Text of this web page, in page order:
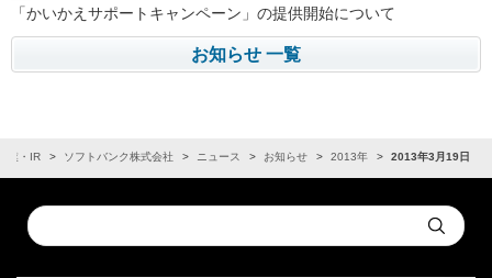
「かいかえサポートキャンペーン」の提供開始について
お知らせ 一覧
業・IR ソフトバンク株式会社 ニュース お知らせ 2013年 2013年3月19日
Conduct
a
Submit